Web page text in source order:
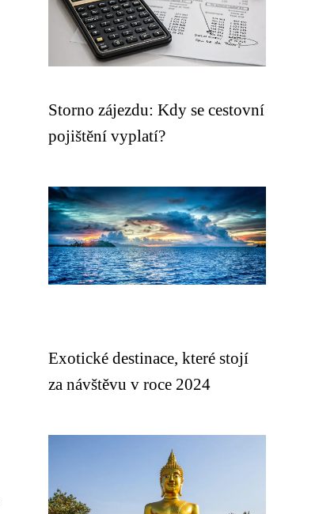
Storno zájezdu: Kdy se cestovní
pojištění vyplatí?
Exotické destinace, které stojí
za návštěvu v roce 2024